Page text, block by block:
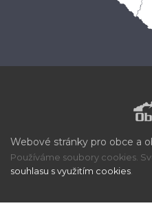
Webové stránky pro obce a
Používáme soubory cookies.
souhlasu s využitím cookies